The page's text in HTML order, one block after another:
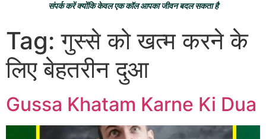
संपर्क करें क्योंकि केवल एक कॉल आपका जीवन बदल सकता है
Tag:गुस्से को खत्म करने के
लिए बेहतरीन दुआ
Gussa Khatam Karne Ki Dua